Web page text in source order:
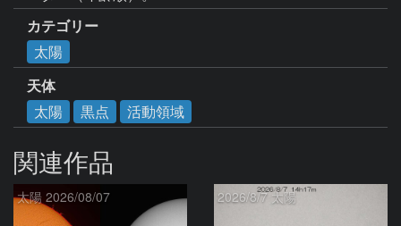
カテゴリー
太陽
天体
太陽
黒点 活動領域
関連作品
太陽 2026/08/07 2026/8/7 太陽